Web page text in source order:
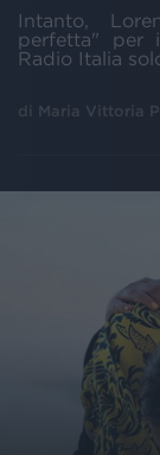
Intanto,
perfetta" per
Radio Italia
di Maria Vittoria